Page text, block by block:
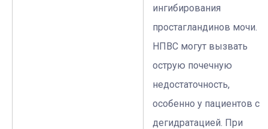
ингибирования
простагландинов мочи.
НПВС могут вызвать
острую почечную
недостаточность,
особенно у пациентов с
дегидратацией. При